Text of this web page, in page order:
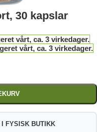
30 kapslar
vårt, ca. 3 virkedager.
vårt, ca. 3 virkedager.
FYSISK BUTIKK